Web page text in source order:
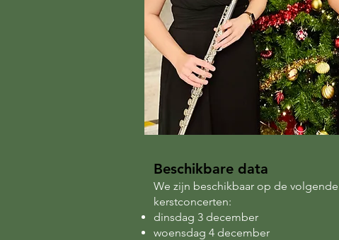
Beschikbare data
We zijn beschikbaar op de
kerstconcerten:
dinsdag 3 december
woensdag 4 december